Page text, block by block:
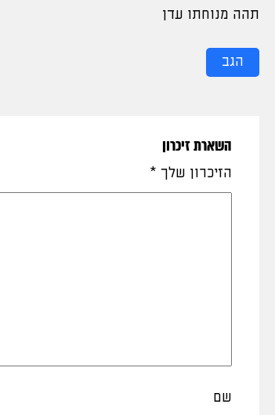
תהה מנוחתו עדן
הגב
השארת זיכרון
הזיכרון שלך *
שם